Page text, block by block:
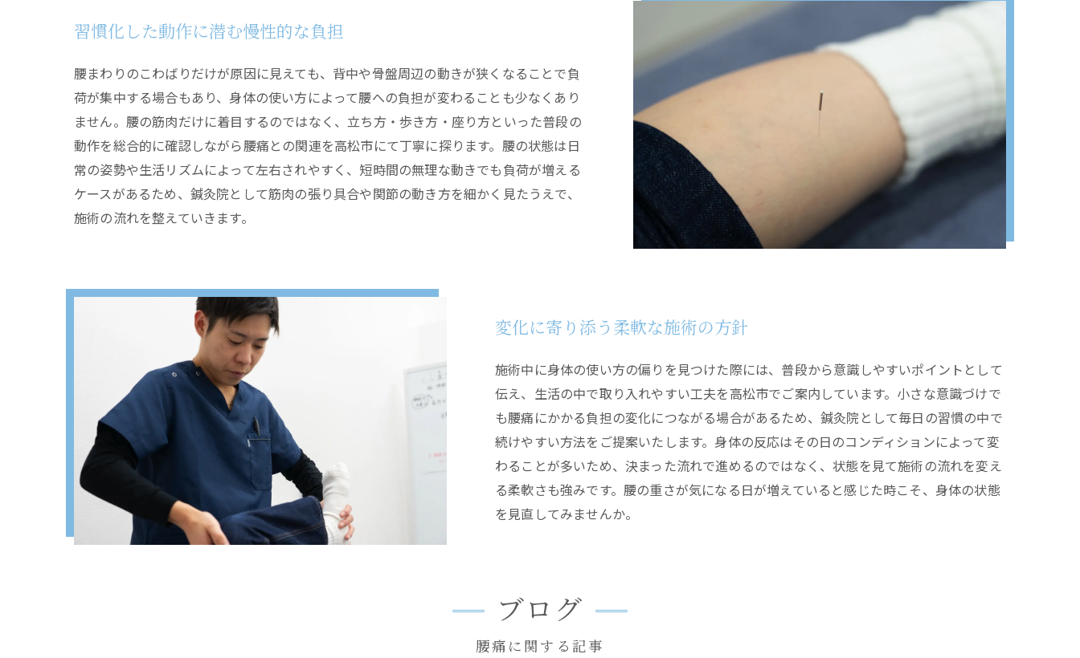
習慣化した動作に潜む慢性的な負担
腰まわりのこわばりだけが原因に見えても、背中や骨盤周辺の動きが狭くなることで負
荷が集中する場合もあり、身体の使い方によって腰への負担が変わることも少なくあり
ません。腰の筋肉だけに着目するのではなく、立ち方・歩き方・座り方といった普段の
動作を総合的に確認しながら腰痛との関連を高松市にて丁寧に探ります。腰の状態は日
常の姿勢や生活リズムによって左右されやすく、短時間の無理な動きでも負荷が増える
ケースがあるため、鍼灸院として筋肉の張り具合や関節の動き方を細かく見たうえで、
施術の流れを整えていきます。
変化に寄り添う柔軟な施術の方針
施術中に身体の使い方の偏りを見つけた際には、普段から意識しやすいポイントとして
伝え、生活の中で取り入れやすい工夫を高松市でご案内しています。小さな意識づけで
も腰痛にかかる負担の変化につながる場合があるため、鍼灸院として毎日の習慣の中で
続けやすい方法をご提案いたします。身体の反応はその日のコンディションによって変
わることが多いため、決まった流れで進めるのではなく、状態を見て施術の流れを変え
る柔軟さも強みです。腰の重さが気になる日が増えていると感じた時こそ、身体の状態
を見直してみませんか。
ブログ
腰痛に関する記事